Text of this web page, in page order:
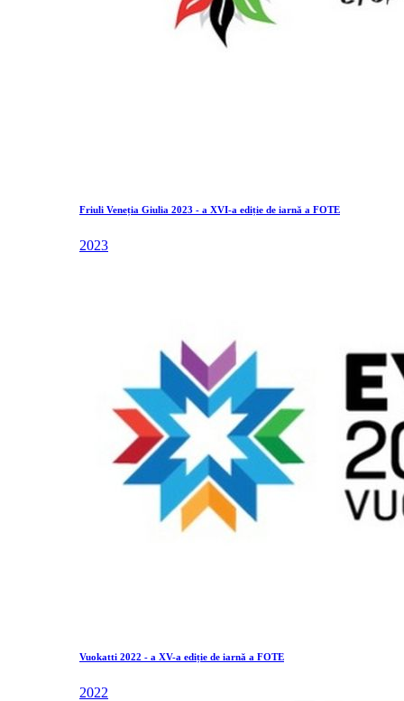
Friuli Veneția Giulia 2023 - a XVI-a ediție de iarnă a FOTE
2023
Vuokatti 2022 - a XV-a ediție de iarnă a FOTE
2022